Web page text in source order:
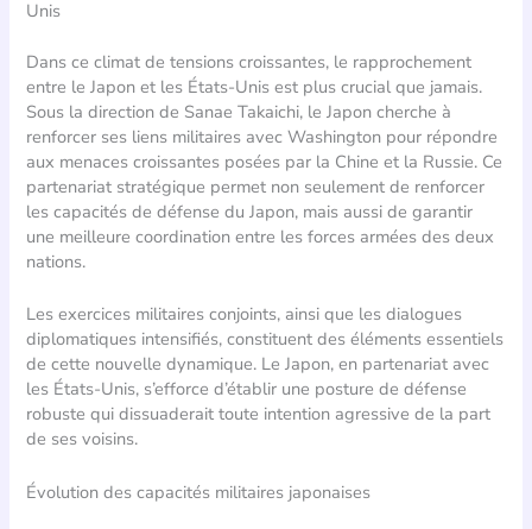
Unis
Dans ce climat de tensions croissantes, le rapprochement
entre le Japon et les États-Unis est plus crucial que jamais.
Sous la direction de Sanae Takaichi, le Japon cherche à
renforcer ses liens militaires avec Washington pour répondre
aux menaces croissantes posées par la Chine et la Russie. Ce
partenariat stratégique permet non seulement de renforcer
les capacités de défense du Japon, mais aussi de garantir
une meilleure coordination entre les forces armées des deux
nations.
Les exercices militaires conjoints, ainsi que les dialogues
diplomatiques intensifiés, constituent des éléments essentiels
de cette nouvelle dynamique. Le Japon, en partenariat avec
les États-Unis, s’efforce d’établir une posture de défense
robuste qui dissuaderait toute intention agressive de la part
de ses voisins.
Évolution des capacités militaires japonaises